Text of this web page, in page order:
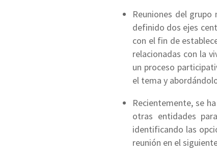
Reuniones del
definido dos ejes
con el fin de
relacionadas con la
un proceso
el tema y
Recientemente, se
otras entidades
identificando las
reunión en el